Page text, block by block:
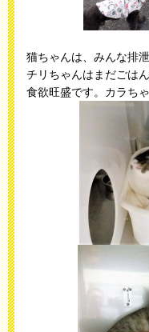
猫ちゃんは、みんな排
チリちゃんはまだごは
食欲旺盛です。カラち